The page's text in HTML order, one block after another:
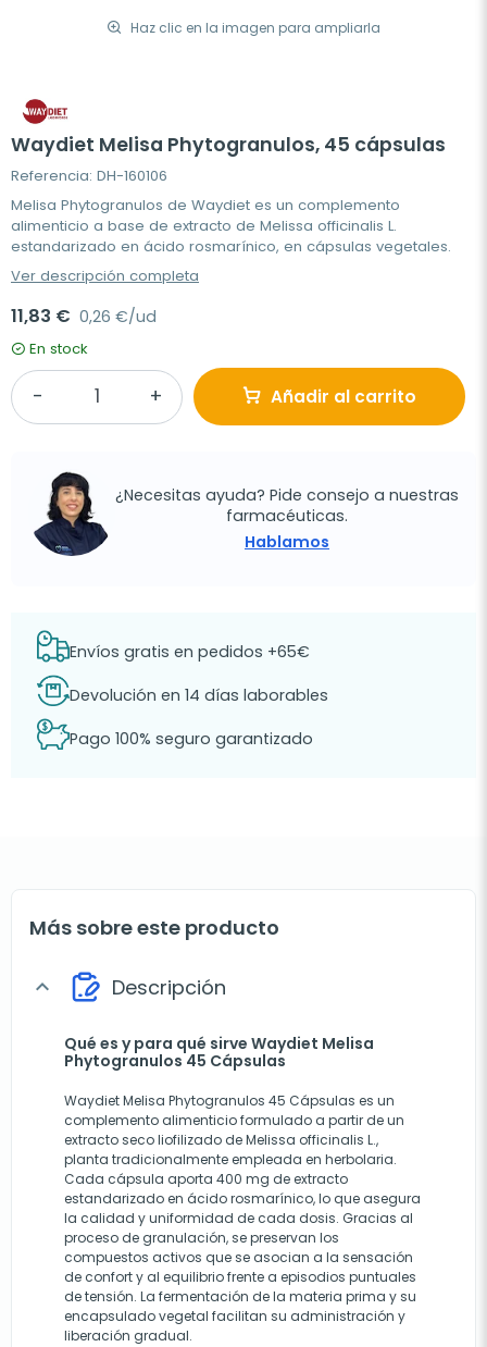
Haz clic en la imagen para ampliarla
Waydiet Melisa Phytogranulos, 45 cápsulas
Referencia: DH-160106
Melisa Phytogranulos de Waydiet es un complemento
alimenticio a base de extracto de Melissa officinalis L.
estandarizado en ácido rosmarínico, en cápsulas vegetales.
Ver descripción completa
11,83 € 0,26 €/ud
En stock
Añadir al carrito
¿Necesitas ayuda? Pide consejo a nuestras
farmacéuticas.
Hablamos
Envíos gratis en pedidos +65€
Devolución en 14 días laborables
Pago 100% seguro garantizado
Más sobre este producto
expand_more Descripción
Qué es y para qué sirve Waydiet Melisa
Phytogranulos 45 Cápsulas
Waydiet Melisa Phytogranulos 45 Cápsulas es un
complemento alimenticio formulado a partir de un
extracto seco liofilizado de Melissa officinalis L.,
planta tradicionalmente empleada en herbolaria.
Cada cápsula aporta 400 mg de extracto
estandarizado en ácido rosmarínico, lo que asegura
la calidad y uniformidad de cada dosis. Gracias al
proceso de granulación, se preservan los
compuestos activos que se asocian a la sensación
de confort y al equilibrio frente a episodios puntuales
de tensión. La fermentación de la materia prima y su
encapsulado vegetal facilitan su administración y
liberación gradual.